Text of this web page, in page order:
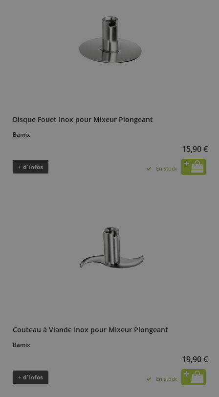
Disque Fouet Inox pour Mixeur Plongeant
Bamix
15,90 €
+ d’infos En stock
Couteau à Viande Inox pour Mixeur Plongeant
Bamix
19,90 €
+ d’infos En stock